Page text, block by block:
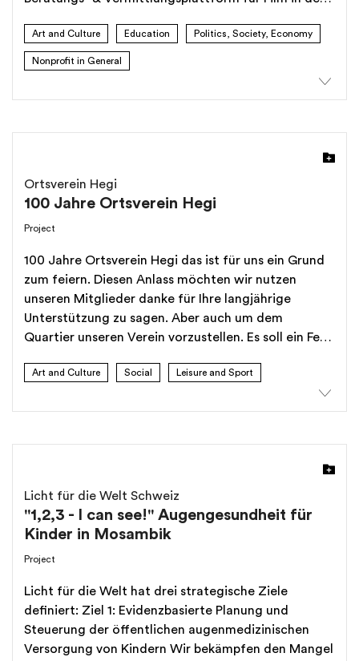
Art and Culture Education Politics, Society, Economy
Nonprofit in General
Ortsverein Hegi
100 Jahre Ortsverein Hegi
Project
100 Jahre Ortsverein Hegi das ist für uns ein Grund
zum feiern. Diesen Anlass möchten wir nutzen
unseren Mitglieder danke für Ihre langjährige
Unterstützung zu sagen. Aber auch um dem
Quartier unseren Verein vorzustellen. Es soll ein Fest
Vereine sein. Aber auch die ganze Stadt und die
herzlich willkommen.
Art and Culture Social Leisure and Sport
Licht für die Welt Schweiz
"1,2,3 - I can see!" Augengesundheit für
Kinder in Mosambik
Project
Licht für die Welt hat drei strategische Ziele
definiert: Ziel 1: Evidenzbasierte Planung und
Steuerung der öffentlichen augenmedizinischen
Versorgung von Kindern Wir bekämpfen den Mangel